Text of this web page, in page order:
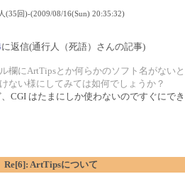
(35回)-(2009/08/16(Sun) 20:35:32)
に返信(通行人（死語）さんの記事)
欄にArtTipsとか何らかのソフト名がない
ない様にしてみては如何でしょうか？
CGI はたまにしか使わないのですぐにで
Re[6]: ArtTipsについて